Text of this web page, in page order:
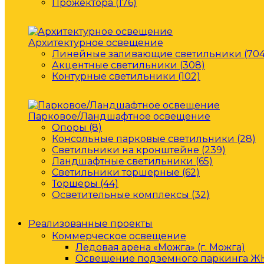
Прожектора (176)
Архитектурное освещение
Линейные заливающие светильники
Акцентные светильники (308)
Контурные светильники (102)
Парковое/Ландшафтное освещение
Опоры (8)
Консольные парковые светильники (28)
Светильники на кронштейне (239)
Ландшафтные светильники (65)
Светильники торшерные (62)
Торшеры (44)
Осветительные комплексы (32)
Реализованные проекты
Коммерческое освещение
Ледовая арена «Можга» (г. Можга)
Освещение подземного паркинга